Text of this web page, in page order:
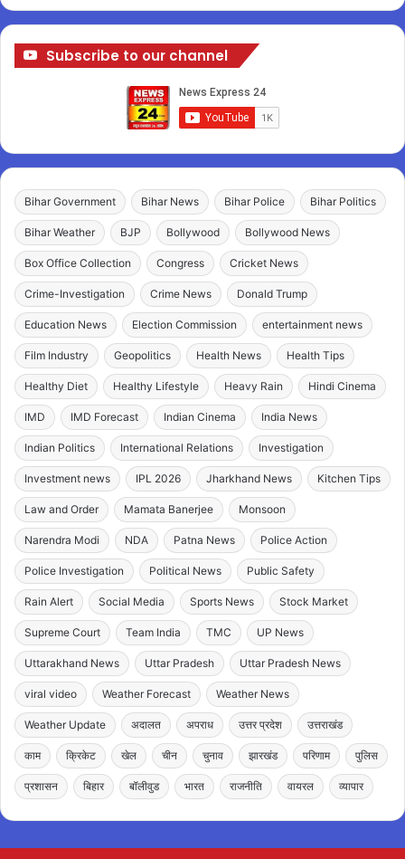
Subscribe to our channel
Bihar Government Bihar News Bihar Police Bihar Politics
Bihar Weather BJP Bollywood Bollywood News
Box Office Collection Congress Cricket News
Crime-Investigation Crime News Donald Trump
Education News Election Commission entertainment news
Film Industry Geopolitics Health News Health Tips
Healthy Diet Healthy Lifestyle Heavy Rain Hindi Cinema
IMD IMD Forecast Indian Cinema India News
Indian Politics International Relations Investigation
Investment news IPL 2026 Jharkhand News Kitchen Tips
Law and Order Mamata Banerjee Monsoon
Narendra Modi NDA Patna News Police Action
Police Investigation Political News Public Safety
Rain Alert Social Media Sports News Stock Market
Supreme Court Team India TMC UP News
Uttarakhand News Uttar Pradesh Uttar Pradesh News
viral video Weather Forecast Weather News
Weather Update अदालत अपराध उत्तर प्रदेश उत्तराखंड
काम क्रिकेट खेल चीन चुनाव झारखंड परिणाम पुलिस
प्रशासन बिहार बॉलीवुड भारत राजनीति वायरल व्यापार